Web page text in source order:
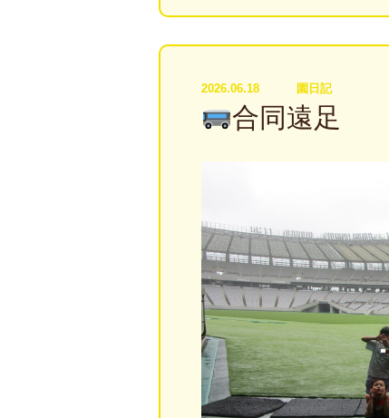
2026.06.18 園日記
合同遠足